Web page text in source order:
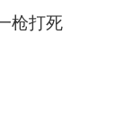
枪打死